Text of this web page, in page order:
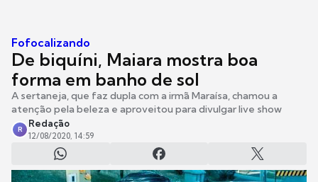
Fofocalizando
De biquíni, Maiara mostra boa
forma em banho de sol
A sertaneja, que faz dupla com a irmã Maraísa, chamou a
atenção pela beleza e aproveitou para divulgar live show
R
Redação
12/08/2020, 14:59